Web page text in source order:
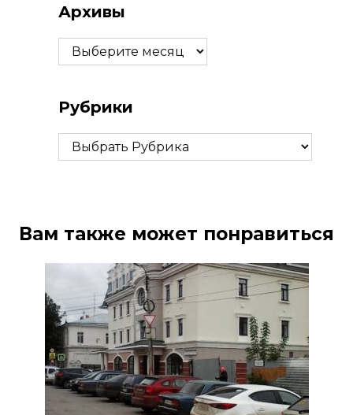
Архивы
Архивы
Рубрики
Рубрики
Вам также может понравиться